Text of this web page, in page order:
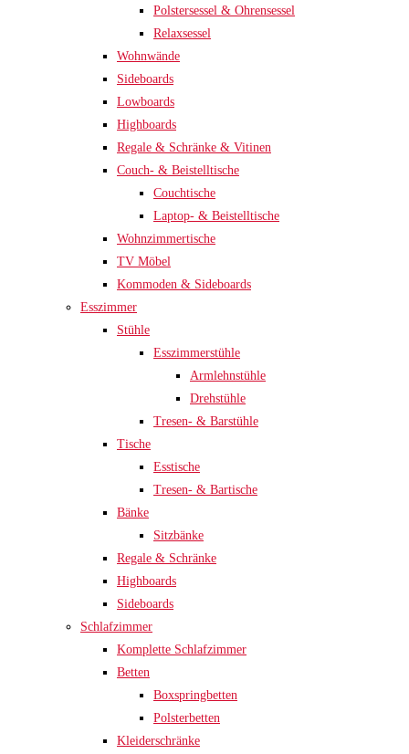
Polstersessel & Ohrensessel
Relaxsessel
Wohnwände
Sideboards
Lowboards
Highboards
Regale & Schränke & Vitinen
Couch- & Beistelltische
Couchtische
Laptop- & Beistelltische
Wohnzimmertische
TV Möbel
Kommoden & Sideboards
Esszimmer
Stühle
Esszimmerstühle
Armlehnstühle
Drehstühle
Tresen- & Barstühle
Tische
Esstische
Tresen- & Bartische
Bänke
Sitzbänke
Regale & Schränke
Highboards
Sideboards
Schlafzimmer
Komplette Schlafzimmer
Betten
Boxspringbetten
Polsterbetten
Kleiderschränke